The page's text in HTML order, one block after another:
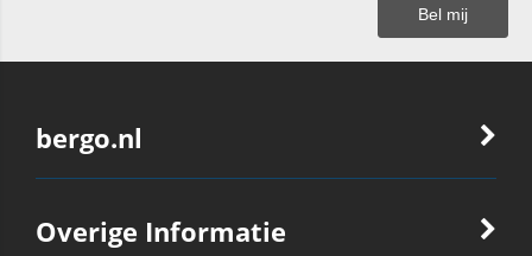
bergo.nl
Overige Informatie